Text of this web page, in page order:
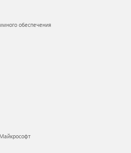
обеспечения